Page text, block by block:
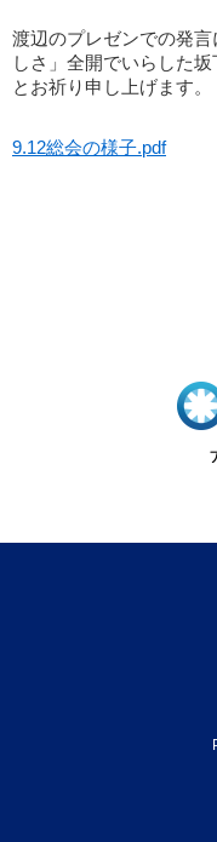
渡辺のプレゼンでの発
しさ」全開でいらした
とお祈り申し上げます。
9.12総会の様子.pdf